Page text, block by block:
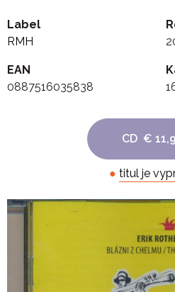
Label
RMH
EAN
0887516035838
CD €
● titul je